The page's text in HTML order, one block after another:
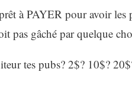
à PAYER pour avoir les
pas gâché par quelque
tes pubs? 2$? 10$?